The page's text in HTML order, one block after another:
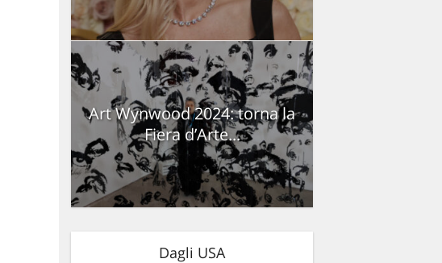
Art Wynwood 2024: torna la
Fiera d’Arte...
Dagli USA